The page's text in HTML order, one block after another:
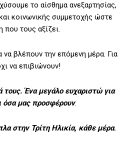
το αίσθημα ανεξαρτησίας,
κοινωνικής συμμετοχής ώστε
τους αξίζει.
να βλέπουν την επόμενη μέρα. Για
να επιβιώνουν!
Ένα μεγάλο ευχαριστώ για
όσα μας προσφέρουν.
στην Τρίτη Ηλικία, κάθε μέρα.